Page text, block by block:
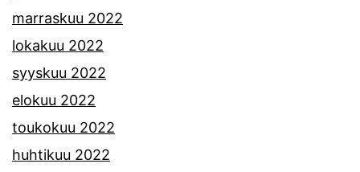
marraskuu 2022
lokakuu 2022
syyskuu 2022
elokuu 2022
toukokuu 2022
huhtikuu 2022